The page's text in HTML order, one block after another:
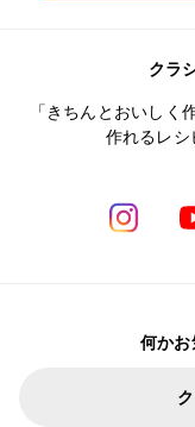
クラ
「きちんとおいしく
作れるレシ
何かお